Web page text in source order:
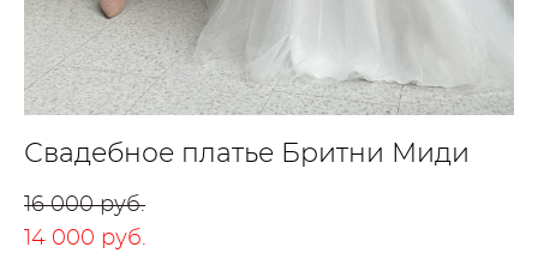
Свадебное платье Бритни Миди
16 000 pуб.
14 000 pуб.